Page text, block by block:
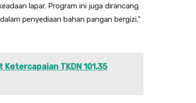
lapar. Program ini juga dirancang
penyediaan bahan pangan bergizi,”
TKDN 101,35